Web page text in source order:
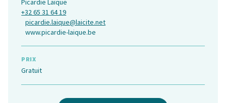
Picardie Laïque
+32 65 31 64 19
picardie.laique@laicite.net
www.picardie-laique.be
PRIX
Gratuit